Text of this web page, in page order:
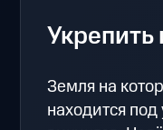
Земля на
находится